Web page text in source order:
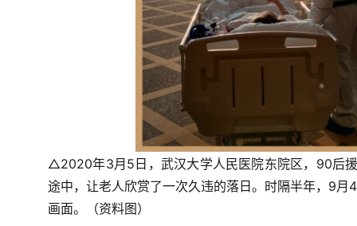
△2020年3月5日，武汉大学人民医院东院区，90后
途中，让老人欣赏了一次久违的落日。时隔半年，9
画面。（资料图）